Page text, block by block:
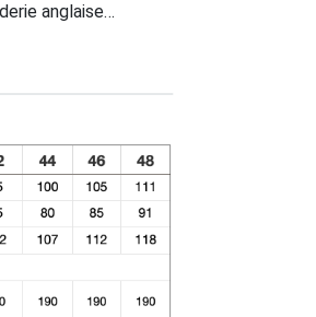
anglaise…